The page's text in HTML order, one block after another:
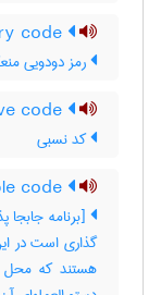
رمز دودویی
کد نسبی
[برنامه جابجا
گذاری است در
هستند که محل